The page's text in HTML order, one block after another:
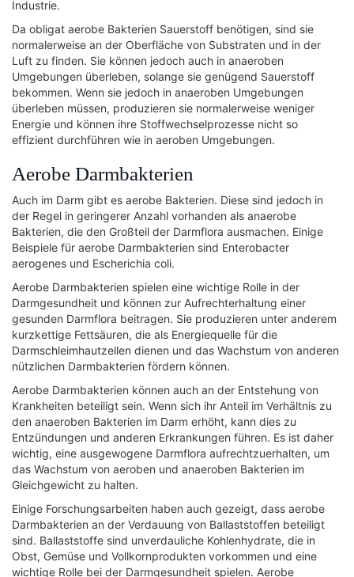
Industrie.
Da obligat aerobe Bakterien Sauerstoff benötigen, sind sie
normalerweise an der Oberfläche von Substraten und in der
Luft zu finden. Sie können jedoch auch in anaeroben
Umgebungen überleben, solange sie genügend Sauerstoff
bekommen. Wenn sie jedoch in anaeroben Umgebungen
überleben müssen, produzieren sie normalerweise weniger
Energie und können ihre Stoffwechselprozesse nicht so
effizient durchführen wie in aeroben Umgebungen.
Aerobe Darmbakterien
Auch im Darm gibt es aerobe Bakterien. Diese sind jedoch in
der Regel in geringerer Anzahl vorhanden als anaerobe
Bakterien, die den Großteil der Darmflora ausmachen. Einige
Beispiele für aerobe Darmbakterien sind Enterobacter
aerogenes und Escherichia coli.
Aerobe Darmbakterien spielen eine wichtige Rolle in der
Darmgesundheit und können zur Aufrechterhaltung einer
gesunden Darmflora beitragen. Sie produzieren unter anderem
kurzkettige Fettsäuren, die als Energiequelle für die
Darmschleimhautzellen dienen und das Wachstum von anderen
nützlichen Darmbakterien fördern können.
Aerobe Darmbakterien können auch an der Entstehung von
Krankheiten beteiligt sein. Wenn sich ihr Anteil im Verhältnis zu
den anaeroben Bakterien im Darm erhöht, kann dies zu
Entzündungen und anderen Erkrankungen führen. Es ist daher
wichtig, eine ausgewogene Darmflora aufrechtzuerhalten, um
das Wachstum von aeroben und anaeroben Bakterien im
Gleichgewicht zu halten.
Einige Forschungsarbeiten haben auch gezeigt, dass aerobe
Darmbakterien an der Verdauung von Ballaststoffen beteiligt
sind. Ballaststoffe sind unverdauliche Kohlenhydrate, die in
Obst, Gemüse und Vollkornprodukten vorkommen und eine
wichtige Rolle bei der Darmgesundheit spielen. Aerobe